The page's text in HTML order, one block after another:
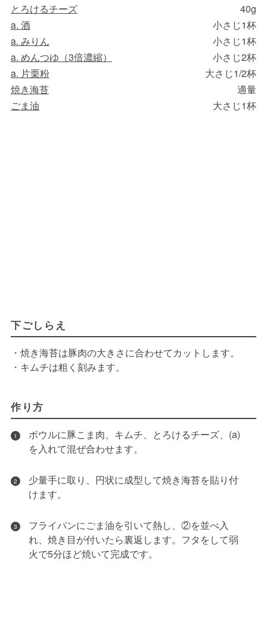
とろけるチーズ
40g
a. 酒
小さじ1杯
a. みりん
小さじ1杯
a. めんつゆ（3倍濃縮）
小さじ2杯
a. 片栗粉
大さじ1/2杯
焼き海苔
適量
ごま油
大さじ1杯
下ごしらえ
・焼き海苔は豚肉の大きさに合わせてカットします。
・キムチは粗く刻みます。
作り方
1
ボウルに豚こま肉、キムチ、とろけるチーズ、(a)
を入れて混ぜ合わせます。
2
少量手に取り、円状に成型して焼き海苔を貼り付
けます。
3
フライパンにごま油を引いて熱し、②を並べ入
れ、焼き目が付いたら裏返します。フタをして弱
火で5分ほど焼いて完成です。